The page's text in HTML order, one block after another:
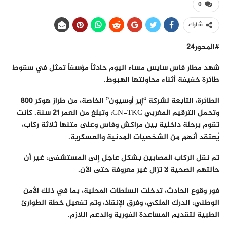
0
شارك
#المحور24
شهد مطار فاس سايس مساء اليوم حادثاً مؤسفاً تمثل في سقوط
طائرة خفيفة أثناء محاولتها الهبوط.
الطائرة، التابعة لشركة “إير أوسيون” الخاصة، من طراز هوكر 800
وتحمل الترقيم المغربي CN-TKC، وتبلغ من العمر 21 سنة. كانت
تقوم برحلة داخلية بين مراكش وفاس وعلى متنها ثلاثة ركاب،
يُعتقد أنهم من الشخصيات المدنية والعسكرية.
تم نقل الركاب المصابين بشكل عاجل إلى المستشفى، غير أن
حالتهم الصحية لا تزال غير معروفة حتى الآن.
فور وقوع الحادث، تدخلت السلطات المحلية، بما في ذلك الأمن
الوطني، الدرك الملكي، وفرق الإنقاذ، وتم تفعيل خطة الطوارئ
الطبية لتقديم المساعدة الفورية والدعم اللازم.